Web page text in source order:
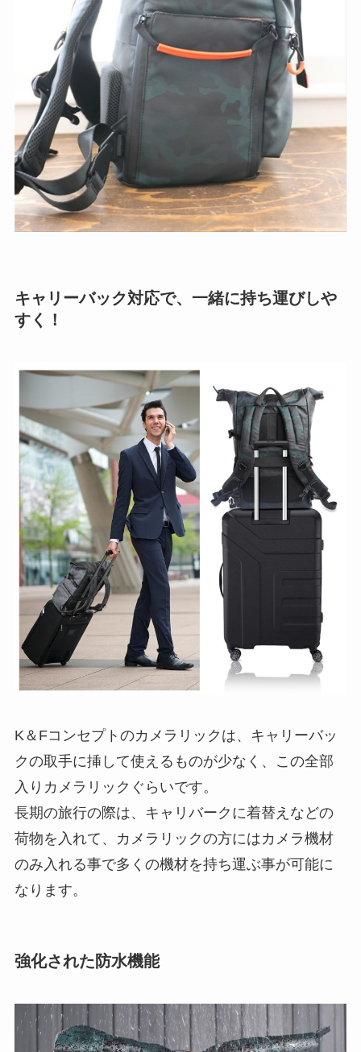
キャリーバック対応で、一緒に持ち運びしや
すく！
K＆Fコンセプトのカメラリックは、キャリーバッ
クの取手に挿して使えるものが少なく、この全部
入りカメラリックぐらいです。
長期の旅行の際は、キャリバークに着替えなどの
荷物を入れて、カメラリックの方にはカメラ機材
のみ入れる事で多くの機材を持ち運ぶ事が可能に
なります。
強化された防水機能